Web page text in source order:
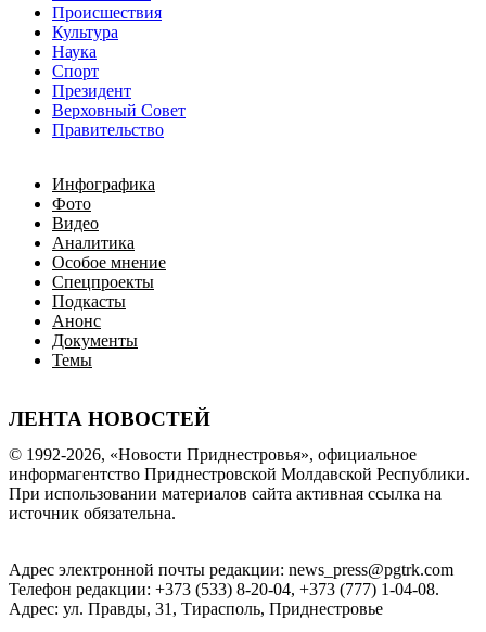
Происшествия
Культура
Наука
Спорт
Президент
Верховный Совет
Правительство
Инфографика
Фото
Видео
Аналитика
Особое мнение
Спецпроекты
Подкасты
Анонс
Документы
Темы
ЛЕНТА НОВОСТЕЙ
© 1992-2026, «Новости Приднестровья», официальное
информагентство Приднестровской Молдавской Республики.
При использовании материалов сайта активная ссылка на
источник обязательна.
Адрес электронной почты редакции: news_press@pgtrk.com
Телефон редакции: +373 (533) 8-20-04, +373 (777) 1-04-08.
Адрес: ул. Правды, 31, Тирасполь, Приднестровье